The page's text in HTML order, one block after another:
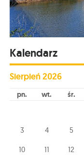
Kalendarz
Sierpień2026
pn wt śr
3 4 5
10 11 12